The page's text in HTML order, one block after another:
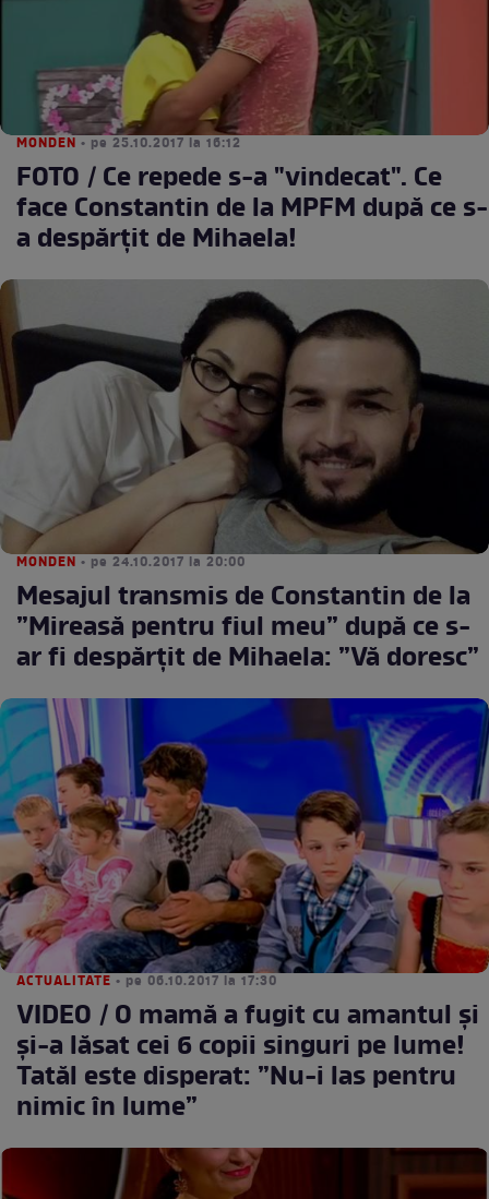
MONDEN • pe 25.10.2017 la 16:12
FOTO / Ce repede s-a "vindecat". Ce
face Constantin de la MPFM după ce s-
a despărțit de Mihaela!
MONDEN • pe 24.10.2017 la 20:00
Mesajul transmis de Constantin de la
”Mireasă pentru fiul meu” după ce s-
ar fi despărțit de Mihaela: ”Vă doresc”
ACTUALITATE • pe 06.10.2017 la 17:30
VIDEO / O mamă a fugit cu amantul și
și-a lăsat cei 6 copii singuri pe lume!
Tatăl este disperat: ”Nu-i las pentru
nimic în lume”